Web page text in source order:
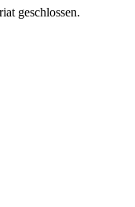
geschlossen.